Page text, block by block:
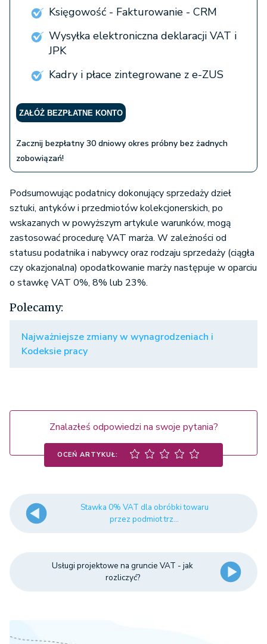
Księgowość - Fakturowanie - CRM
Wysyłka elektroniczna deklaracji VAT i
JPK
Kadry i płace zintegrowane z e-ZUS
ZAŁÓŻ BEZPŁATNE KONTO
Zacznij bezpłatny 30 dniowy okres próbny bez żadnych
zobowiązań!
Podsumowując podatnicy dokonujący sprzedaży dzieł
sztuki, antyków i przedmiotów kolekcjonerskich, po
wskazanych w powyższym artykule warunków, mogą
zastosować procedurę VAT marża. W zależności od
statusu podatnika i nabywcy oraz rodzaju sprzedaży (ciągła
czy okazjonalna) opodatkowanie marży następuje w oparciu
o stawkę VAT 0%, 8% lub 23%.
Polecamy:
Najważniejsze zmiany w wynagrodzeniach i
Kodeksie pracy
Znalazłeś odpowiedzi na swoje pytania?
OCEŃ ARTYKUŁ:
Stawka 0% VAT dla obróbki towaru
przez podmiot trz...
Usługi projektowe na gruncie VAT - jak
rozliczyć?